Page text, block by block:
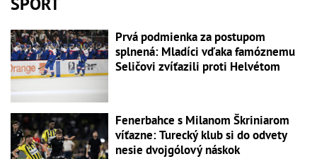
Prvá podmienka za postupom
splnená: Mladíci vďaka famóznemu
Seličovi zvíťazili proti Helvétom
Fenerbahce s Milanom Škriniarom
víťazne: Turecký klub si do odvety
nesie dvojgólový náskok